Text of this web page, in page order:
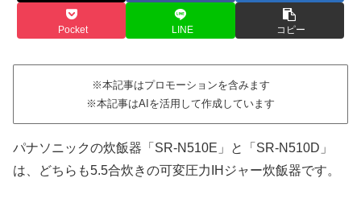
Pocket LINE コピー
※本記事はプロモーションを含みます
※本記事はAIを活用して作成しています
パナソニックの炊飯器「SR-N510E」と「SR-N510D」
は、どちらも5.5合炊きの可変圧力IHジャー炊飯器です。